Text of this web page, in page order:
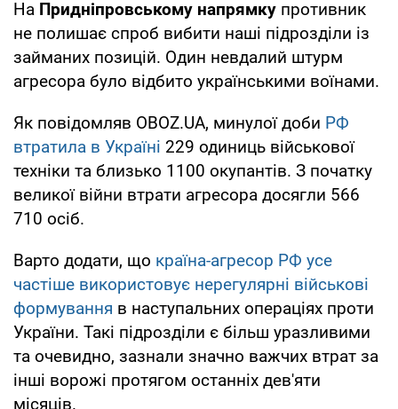
На Придніпровському напрямку противник
не полишає спроб вибити наші підрозділи із
займаних позицій. Один невдалий штурм
агресора було відбито українськими воїнами.
Як повідомляв OBOZ.UA, минулої доби РФ
втратила в Україні 229 одиниць військової
техніки та близько 1100 окупантів. З початку
великої війни втрати агресора досягли 566
710 осіб.
Варто додати, що країна-агресор РФ усе
частіше використовує нерегулярні військові
формування в наступальних операціях проти
України. Такі підрозділи є більш уразливими
та очевидно, зазнали значно важчих втрат за
інші ворожі протягом останніх дев'яти
місяців.